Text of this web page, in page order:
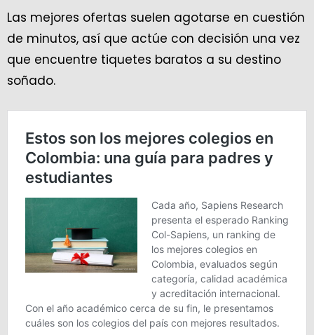
Las mejores ofertas suelen agotarse en cuestión
de minutos, así que actúe con decisión una vez
que encuentre tiquetes baratos a su destino
soñado.